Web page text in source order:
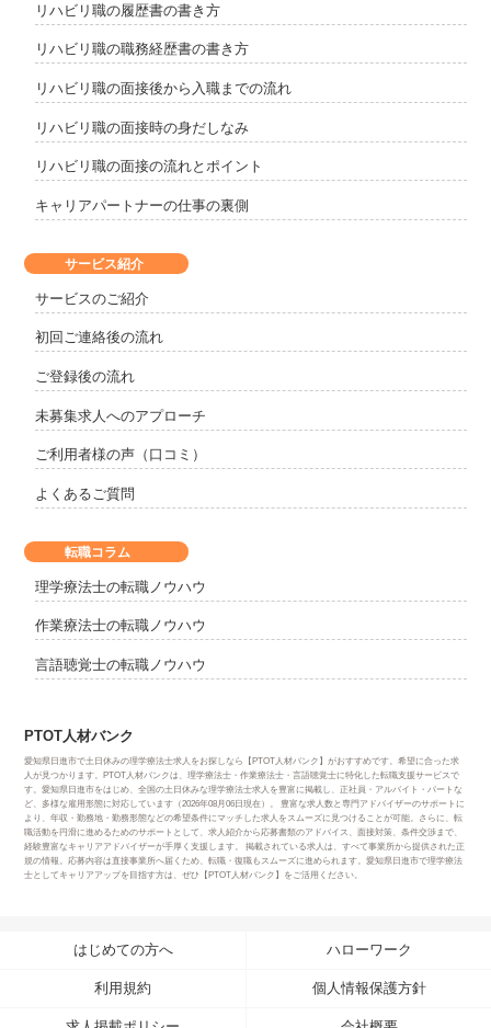
サービス紹介
サービスのご紹介
初回ご連絡後の流れ
ご登録後の流れ
未募集求人へのアプローチ
ご利用者様の声（口コミ）
よくあるご質問
リハビリ職の履歴書の書き方
リハビリ職の職務経歴書の書き方
リハビリ職の面接後から入職までの流れ
リハビリ職の面接時の身だしなみ
リハビリ職の面接の流れとポイント
キャリアパートナーの仕事の裏側
転職コラム
理学療法士の転職ノウハウ
作業療法士の転職ノウハウ
言語聴覚士の転職ノウハウ
PTOT人材バンク
愛知県日進市で土日休みの理学療法士求人をお探しなら【PTOT人材バンク】がおすすめです。希望に合った求
人が見つかります。PTOT人材バンクは、理学療法士・作業療法士・言語聴覚士に特化した転職支援サービスで
す。愛知県日進市をはじめ、全国の土日休みな理学療法士求人を豊富に掲載し、正社員・アルバイト・パートな
ど、多様な雇用形態に対応しています（2026年08月06日現在）。 豊富な求人数と専門アドバイザーのサポートに
より、年収・勤務地・勤務形態などの希望条件にマッチした求人をスムーズに見つけることが可能。さらに、転
職活動を円滑に進めるためのサポートとして、求人紹介から応募書類のアドバイス、面接対策、条件交渉まで、
経験豊富なキャリアアドバイザーが手厚く支援します。 掲載されている求人は、すべて事業所から提供された正
規の情報。応募内容は直接事業所へ届くため、転職・復職もスムーズに進められます。愛知県日進市で理学療法
士としてキャリアアップを目指す方は、ぜひ【PTOT人材バンク】をご活用ください。
はじめての方へ ハローワーク
利用規約 個人情報保護方針